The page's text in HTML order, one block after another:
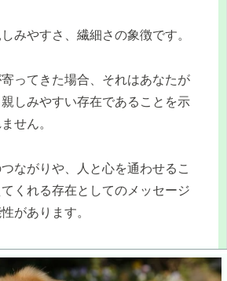
みやすさ、繊細さの象徴です。
ってきた場合、それはあなたが
しみやすい存在であることを示
せん。
ながりや、人と心を通わせるこ
くれる存在としてのメッセージ
があります。